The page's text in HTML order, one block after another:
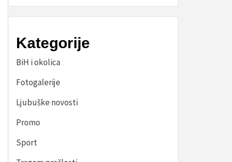
Kategorije
BiH i okolica
Fotogalerije
Ljubuške novosti
Promo
Sport